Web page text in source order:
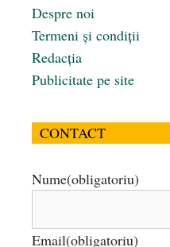
Despre noi
Termeni și condiții
Redacția
Publicitate pe site
CONTACT
Nume(obligatoriu)
Email(obligatoriu)